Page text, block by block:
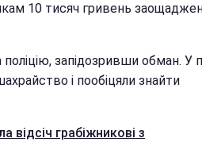
10 тисяч гривень
запідозривши обман. У
і пообіцяли знайти
відсіч грабіжникові з